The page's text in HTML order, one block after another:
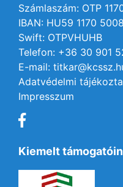
Számlaszám: OTP
IBAN: HU59 1170
Swift: OTPVHUHB
Telefon: +36 30 901
E-mail:
Adatvédelmi
Impresszum
Kiemelt